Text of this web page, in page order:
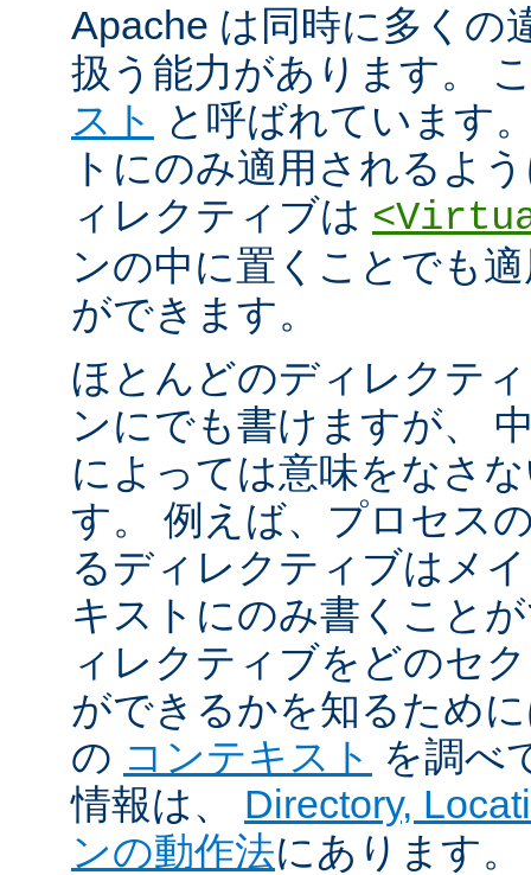
Apache は同時に多くの
扱う能力があります。
スト
と呼ばれています
トにのみ適用されるよ
ィレクティブは
ンの中に置くことでも
ができます。
ほとんどのディレクテ
ンにでも書けますが、
によっては意味をなさ
す。 例えば、プロセス
るディレクティブはメ
キストにのみ書くこと
ィレクティブをどのセ
ができるかを知るため
の コンテキスト を調べ
情報は、 Directory,
ンの動作法にあります。